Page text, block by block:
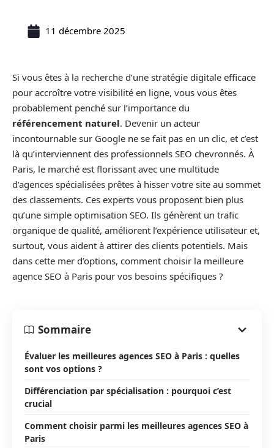
11 décembre 2025
Si vous êtes à la recherche d’une stratégie digitale efficace
pour accroître votre visibilité en ligne, vous vous êtes
probablement penché sur l’importance du
référencement naturel. Devenir un acteur
incontournable sur Google ne se fait pas en un clic, et c’est
là qu’interviennent des professionnels SEO chevronnés. À
Paris, le marché est florissant avec une multitude
d’agences spécialisées prêtes à hisser votre site au sommet
des classements. Ces experts vous proposent bien plus
qu’une simple optimisation SEO. Ils génèrent un trafic
organique de qualité, améliorent l’expérience utilisateur et,
surtout, vous aident à attirer des clients potentiels. Mais
dans cette mer d’options, comment choisir la meilleure
agence SEO à Paris pour vos besoins spécifiques ?
Sommaire
Évaluer les meilleures agences SEO à Paris : quelles
sont vos options ?
Différenciation par spécialisation : pourquoi c’est
crucial
Comment choisir parmi les meilleures agences SEO à
Paris